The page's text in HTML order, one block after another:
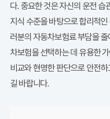
다. 중요한 것은 자신의 운전 습
지식 수준을 바탕으로 합리적
러분의 자동차보험료부담을 줄
차보험을 선택하는 데 유용한
비교와 현명한 판단으로 안전
길 바랍니다.